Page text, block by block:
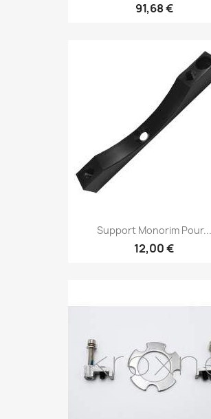
91,68 €
Support Monorim Pour...
12,00 €